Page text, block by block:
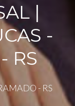
|
-
RS
- RS